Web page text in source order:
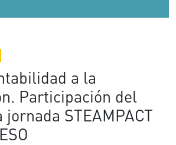
a la
Participación del
jornada STEAMPACT